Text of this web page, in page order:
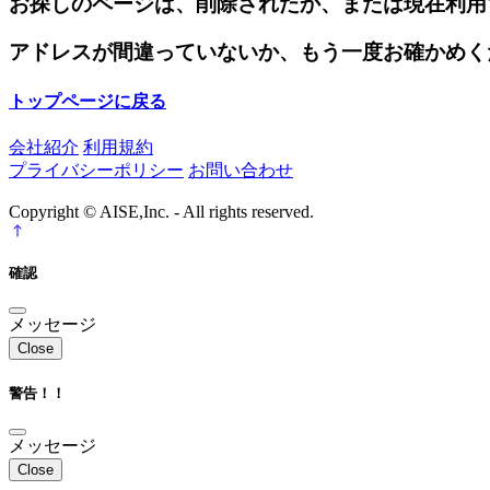
アドレスが間違っていないか、もう一度お確かめ
トップページに戻る
会社紹介 利用規約
プライバシーポリシー お問い合わせ
Copyright © AISE,Inc. - All rights reserved.
確認
メッセージ
Close
警告！！
メッセージ
Close